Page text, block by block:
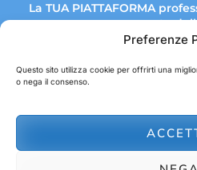
Preferenze
Questo sito utilizza cookie per offrirti una
o nega il consenso.
La TUA PIATTAFORMA
mercato
Link rapidi: